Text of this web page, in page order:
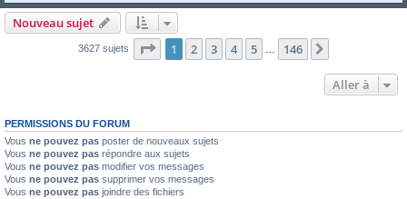
Nouveau sujet
3627 sujets Page 1sur146
1 2 3 4 5 … 146
Aller à
PERMISSIONS DU FORUM
Vous ne pouvez pas poster de nouveaux sujets
Vous ne pouvez pas répondre aux sujets
Vous ne pouvez pas modifier vos messages
Vous ne pouvez pas supprimer vos messages
Vous ne pouvez pas joindre des fichiers